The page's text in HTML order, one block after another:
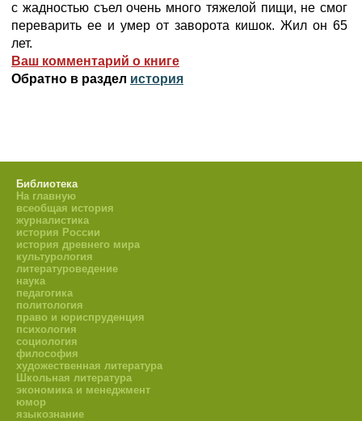
с жадностью съел очень много тяжелой пищи, не смог
переварить ее и умер от заворота кишок. Жил он 65
лет.
Ваш комментарий о книге
Обратно в раздел история
Библиотека
На главную
всеобщая история
журналистика
история России
история древнего мира
культурология
литературоведение
наука
педагогика
политология
право и юриспруденция
психология
социология
философия
художественная литература
Школьная литература
экономика и менеджмент
юмор
языкознание